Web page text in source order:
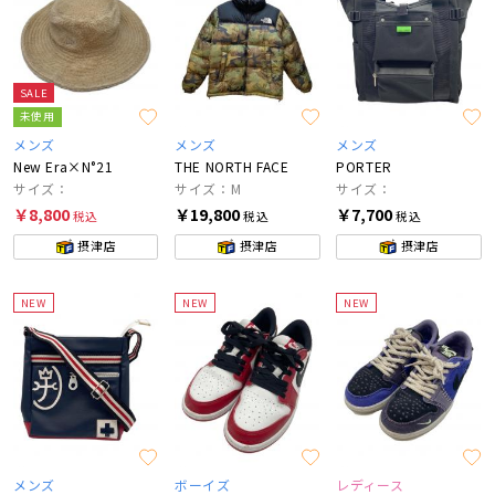
SALE
未使用
メンズ
New Era×N°21
サイズ：
￥8,800税込
摂津店
メンズ
THE NORTH FACE
サイズ：M
￥19,800税込
摂津店
メンズ
PORTER
サイズ：
￥7,700税込
摂津店
NEW
メンズ
NEW
ボーイズ
NEW
レディース